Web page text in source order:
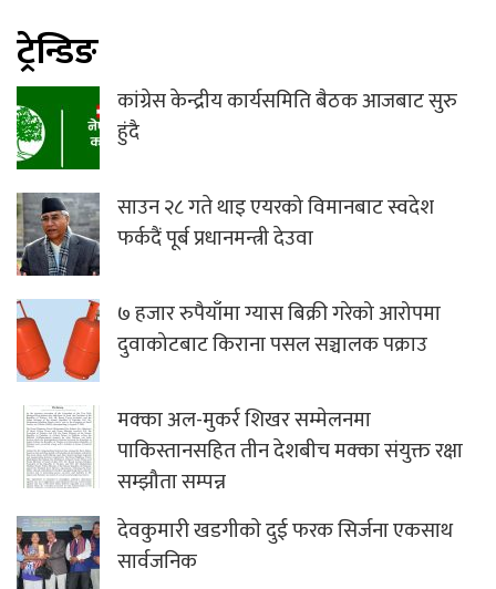
ट्रेन्डिङ
कांग्रेस केन्द्रीय कार्यसमिति बैठक आजबाट सुरु
हुंदै
साउन २८ गते थाइ एयरको विमानबाट स्वदेश
फर्कदैं पूर्ब प्रधानमन्त्री देउवा
७ हजार रुपैयाँमा ग्यास बिक्री गरेको आरोपमा
दुवाकोटबाट किराना पसल सञ्चालक पक्राउ
मक्का अल-मुकर्र शिखर सम्मेलनमा
पाकिस्तानसहित तीन देशबीच मक्का संयुक्त रक्षा
सम्झौता सम्पन्न
देवकुमारी खडगीकाे दुई फरक सिर्जना एकसाथ
सार्वजनिक